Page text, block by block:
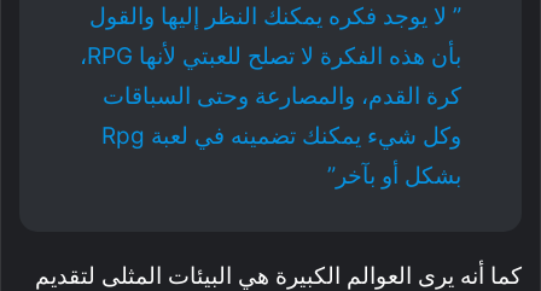
” لا يوجد فكره يمكنك النظر إليها والقول
بأن هذه الفكرة لا تصلح للعبتي لأنها RPG،
كرة القدم، والمصارعة وحتى السباقات
وكل شيء يمكنك تضمينه في لعبة Rpg
بشكل أو بآخر”
كما أنه يرى العوالم الكبيرة هي البيئات المثلى لتقديم